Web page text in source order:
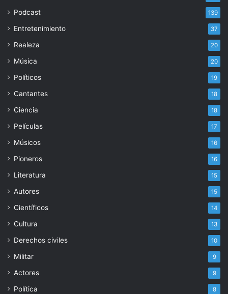
Podcast 139
Entretenimiento 37
Realeza 20
Música 20
Políticos 19
Cantantes 18
Ciencia 18
Películas 17
Músicos 16
Pioneros 16
Literatura 15
Autores 15
Científicos 14
Cultura 13
Derechos civiles 10
Militar 9
Actores 9
Política 8